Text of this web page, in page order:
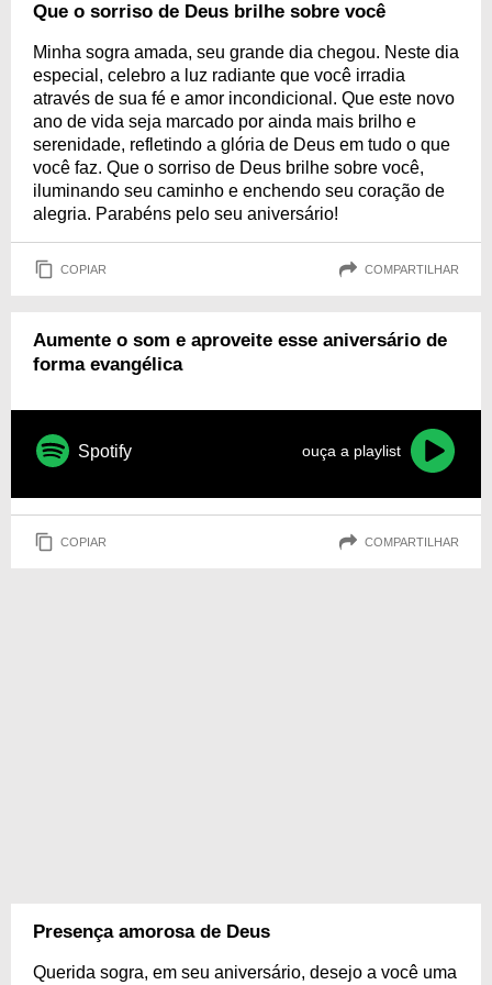
Que o sorriso de Deus brilhe sobre você
Minha sogra amada, seu grande dia chegou. Neste dia
especial, celebro a luz radiante que você irradia
através de sua fé e amor incondicional. Que este novo
ano de vida seja marcado por ainda mais brilho e
serenidade, refletindo a glória de Deus em tudo o que
você faz. Que o sorriso de Deus brilhe sobre você,
iluminando seu caminho e enchendo seu coração de
alegria. Parabéns pelo seu aniversário!
COPIAR COMPARTILHAR
Aumente o som e aproveite esse aniversário de
forma evangélica
Spotify ouça a playlist
COPIAR COMPARTILHAR
Presença amorosa de Deus
Querida sogra, em seu aniversário, desejo a você uma